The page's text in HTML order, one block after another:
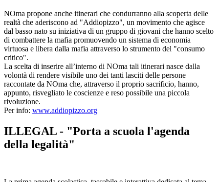
NOma propone anche itinerari che condurranno alla scoperta delle
realtà che aderiscono ad "Addiopizzo", un movimento che agisce
dal basso nato su iniziativa di un gruppo di giovani che hanno scelto
di combattere la mafia promuovendo un sistema di economia
virtuosa e libera dalla mafia attraverso lo strumento del "consumo
critico".
La scelta di inserire all’interno di NOma tali itinerari nasce dalla
volontà di rendere visibile uno dei tanti lasciti delle persone
raccontate da NOma che, attraverso il proprio sacrificio, hanno,
appunto, risvegliato le coscienze e reso possibile una piccola
rivoluzione.
Per info: www.addiopizzo.org
ILLEGAL - "Porta a scuola l'agenda
della legalità"